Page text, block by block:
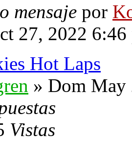
mensaje por
27, 2022 6:46
Hot Laps
» Dom May
Vistas